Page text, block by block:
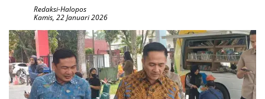
Redaksi-Halopos
Kamis, 22 Januari 2026